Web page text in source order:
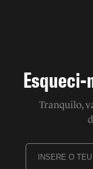
Esqueci-
Tranquilo,